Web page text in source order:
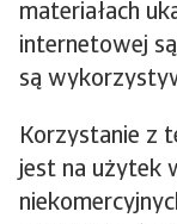
materiałach
internetowej
są
Korzystanie z
jest na użytek